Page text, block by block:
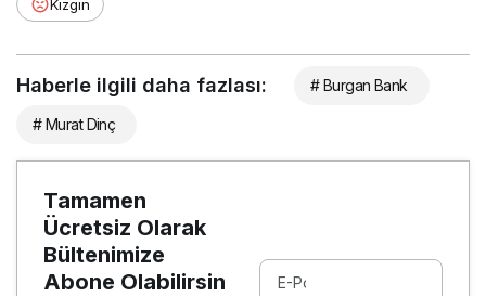
Kızgın
Haberle ilgili daha fazlası: # Burgan Bank
# Murat Dinç
Tamamen
Ücretsiz Olarak
Bültenimize
Abone Olabilirsin